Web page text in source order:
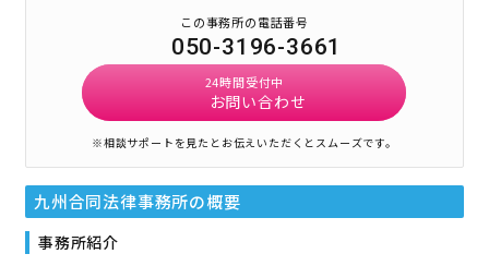
この事務所の電話番号
050-3196-3661
24時間受付中
お問い合わせ
※相談サポートを見たとお伝えいただくとスムーズです。
九州合同法律事務所の概要
事務所紹介